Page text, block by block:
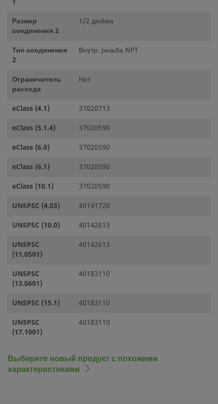
Размер
соединения 2
1/2 дюйма
Тип соединения
2
Внутр. резьба NPT
Ограничитель
расхода
Нет
eClass (4.1)
37020713
eClass (5.1.4)
37020590
eClass (6.0)
37020590
eClass (6.1)
37020590
eClass (10.1)
37020590
UNSPSC (4.03)
40141720
UNSPSC (10.0)
40142613
UNSPSC
(11.0501)
40142613
UNSPSC
(13.0601)
40183110
UNSPSC (15.1)
40183110
UNSPSC
(17.1001)
40183110
Выберите новый продукт с похожими
характеристиками